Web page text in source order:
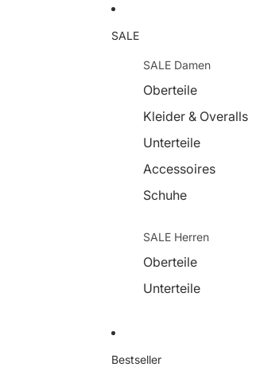
SALE
SALE Damen
Oberteile
Kleider & Overalls
Unterteile
Accessoires
Schuhe
SALE Herren
Oberteile
Unterteile
Bestseller